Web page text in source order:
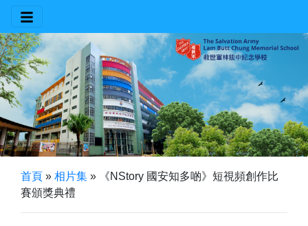
首頁 » 相片集 »
《NStory 國安知多啲》短視頻創作比
賽頒獎典禮